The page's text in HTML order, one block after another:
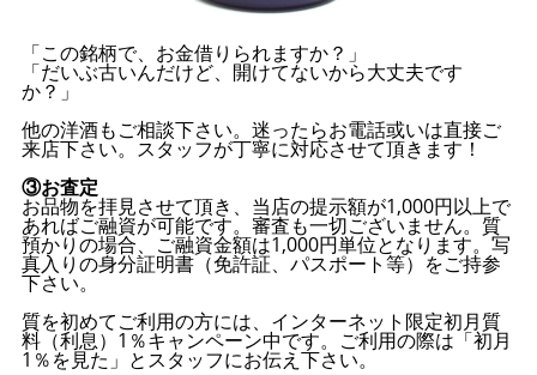
「この銘柄で、お金借りられますか？」
「だいぶ古いんだけど、開けてないから大丈夫です
か？」
他の洋酒もご相談下さい。迷ったらお電話或いは直接ご
来店下さい。スタッフが丁寧に対応させて頂きます！
③お査定
お品物を拝見させて頂き、当店の提示額が1,000円以上で
あればご融資が可能です。審査も一切ございません。質
預かりの場合、ご融資金額は1,000円単位となります。写
真入りの身分証明書（免許証、パスポート等）をご持参
下さい。
質を初めてご利用の方には、インターネット限定初月質
料（利息）1％キャンペーン中です。ご利用の際は「初月
1％を見た」とスタッフにお伝え下さい。